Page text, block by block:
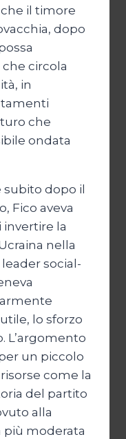
il timore
dopo
circola
in
che
ondata
dopo il
Fico aveva
invertire la
nella
social-
lo sforzo
L’argomento
un piccolo
come la
del partito
alla
più moderata